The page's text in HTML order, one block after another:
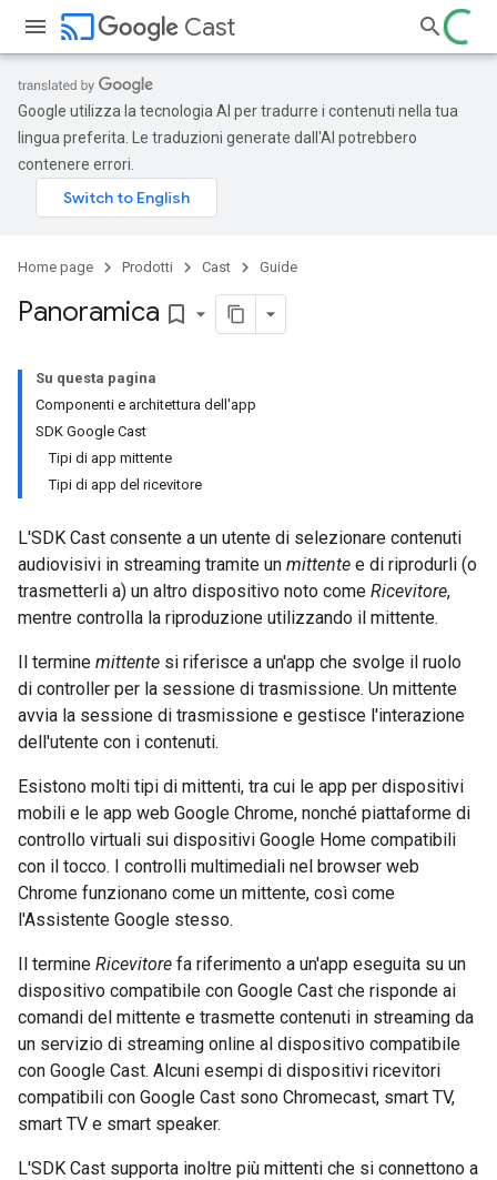
cast Cast
Google utilizza la tecnologia AI per tradurre i contenuti nella tua
lingua preferita. Le traduzioni generate dall'AI potrebbero
contenere errori.
Home page Prodotti Cast Guide
Panoramica bookmark_border
Su questa pagina
Componenti e architettura dell'app
SDK Google Cast
Tipi di app mittente
Tipi di app del ricevitore
L'SDK Cast consente a un utente di selezionare contenuti
audiovisivi in streaming tramite un mittente e di riprodurli (o
trasmetterli a) un altro dispositivo noto come Ricevitore,
mentre controlla la riproduzione utilizzando il mittente.
Il termine mittente si riferisce a un'app che svolge il ruolo
di controller per la sessione di trasmissione. Un mittente
avvia la sessione di trasmissione e gestisce l'interazione
dell'utente con i contenuti.
Esistono molti tipi di mittenti, tra cui le app per dispositivi
mobili e le app web Google Chrome, nonché piattaforme di
controllo virtuali sui dispositivi Google Home compatibili
con il tocco. I controlli multimediali nel browser web
Chrome funzionano come un mittente, così come
l'Assistente Google stesso.
Il termine Ricevitore fa riferimento a un'app eseguita su un
dispositivo compatibile con Google Cast che risponde ai
comandi del mittente e trasmette contenuti in streaming da
un servizio di streaming online al dispositivo compatibile
con Google Cast. Alcuni esempi di dispositivi ricevitori
compatibili con Google Cast sono Chromecast, smart TV,
smart TV e smart speaker.
L'SDK Cast supporta inoltre più mittenti che si connettono a